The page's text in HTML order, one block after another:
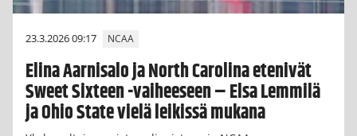
23.3.2026 09:17 NCAA
Elina Aarnisalo ja North Carolina etenivät
Sweet Sixteen -vaiheeseen – Elsa Lemmilä
ja Ohio State vielä leikissä mukana